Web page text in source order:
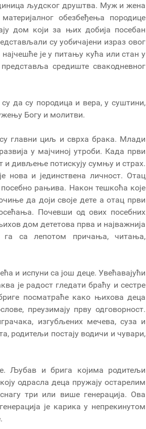
људског друштва. Муж и жена
обезбеђења породице
дом који за њих добија посебан
су уобичајени израз овог
је у питању кућа или стан у
средиште свакодневног
да су породица и вера, у суштини,
Богу и молитви.
главни циљ и сврха брака. Млади
у мајчиној утроби. Када први
и дивљење потискују сумњу и страх.
нова и јединствена личност. Отац
рањива. Након тешкоћа које
да доји своје дете а отац први
Почевши од ових посебних
дом дететова прва и најважнија
са лепотом причања, читања,
и испуни са још деце. Увећавајући
је радост гледати браћу и сестре
посматраће како њихова деца
преузимају прву одговорност.
изгубљених мечева, суза и
родитељи постају водичи и чувари,
Љубав и брига којима родитељи
одрасла деца пружају остарелим
три или више генерација. Ова
је карика у непрекинутом